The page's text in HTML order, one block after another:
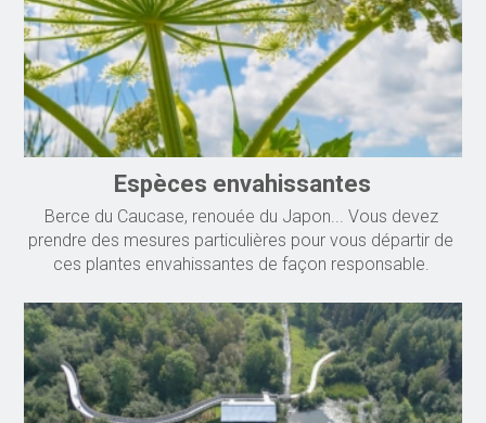
Espèces envahissantes
Berce du Caucase, renouée du Japon... Vous devez
prendre des mesures particulières pour vous départir de
ces plantes envahissantes de façon responsable.